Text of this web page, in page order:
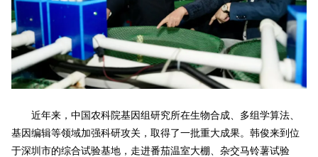
近年来，中国农科院基因组研究所在生物合成、多组学算法、
基因编辑等领域加强科研攻关，取得了一批重大成果。韩俊来到位
于深圳市的综合试验基地，走进番茄温室大棚、杂交马铃薯试验